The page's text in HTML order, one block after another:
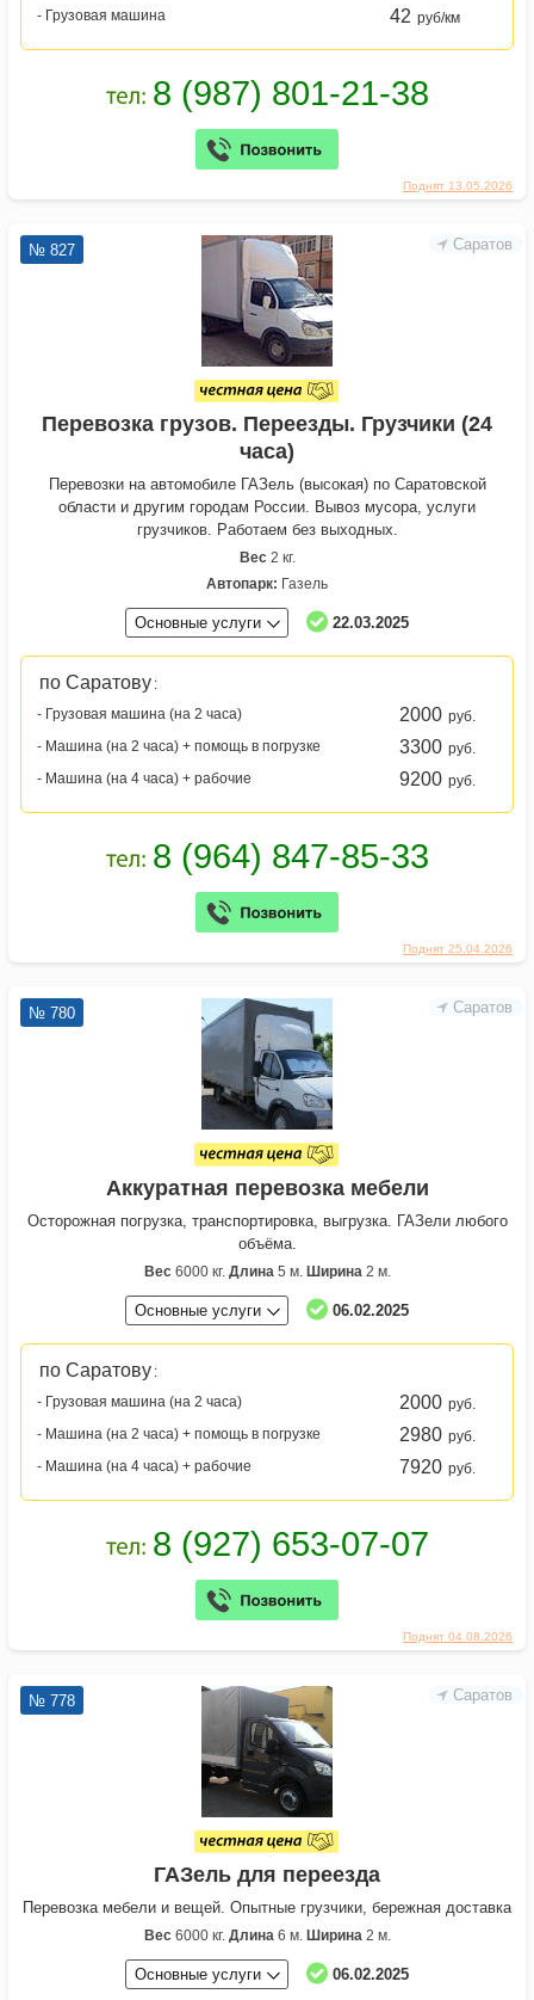
Поднят 13.05.2026
- Грузовая машина
42 руб/км
Саратов
Поднят 25.04.2026
№ 827
Перевозка грузов. Переезды. Грузчики (24
часа)
Перевозки на автомобиле ГАЗель (высокая) по Саратовской
области и другим городам России. Вывоз мусора, услуги
грузчиков. Работаем без выходных.
Вес2 кг.
Автопарк: Газель
Основные услуги 22.03.2025
по Саратову :
- Грузовая машина (на 2 часа)
2000 руб.
- Машина (на 2 часа) + помощь в погрузке
3300 руб.
- Машина (на 4 часа) + рабочие
9200 руб.
Саратов
Поднят 04.08.2026
№ 780
Аккуратная перевозка мебели
Осторожная погрузка, транспортировка, выгрузка. ГАЗели любого
объёма.
Вес6000 кг. Длина 5 м. Ширина 2 м.
Основные услуги 06.02.2025
по Саратову :
- Грузовая машина (на 2 часа)
2000 руб.
- Машина (на 2 часа) + помощь в погрузке
2980 руб.
- Машина (на 4 часа) + рабочие
7920 руб.
Саратов
№ 778
ГАЗель для переезда
Перевозка мебели и вещей. Опытные грузчики, бережная доставка
Вес6000 кг. Длина6 м. Ширина2 м.
Основные услуги 06.02.2025